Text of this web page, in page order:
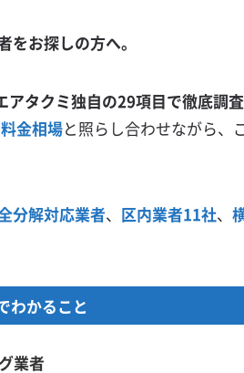
お探しの方へ。
タクミ独自の29項目で徹底調
料金相場と照らし合わせながら、
分解対応業者、 区内業者11社、
わかること
業者